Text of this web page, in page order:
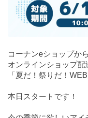
コーナンeショップか
オンラインショップ配
「夏だ！祭りだ！
本日スタートです！